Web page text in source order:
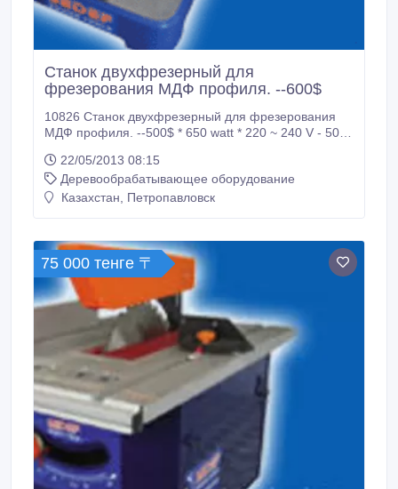
Станок двухфрезерный для
фрезерования МДФ профиля. --600$
10826 Станок двухфрезерный для фрезерования
МДФ профиля. --500$ * 650 watt * 220 ~ 240 V - 50
used for routers * 12 kg Предназначен для
фрезерования соединительных пазов в багетных
заготовках из МДФ, массива. Настольный.
отрезной головкой.
22/05/2013 08:15
Деревообрабатывающее оборудование
Казахстан, Петропавловск
75 000 тенге 〒